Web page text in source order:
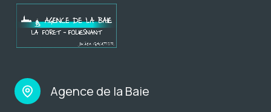
Agence de la Baie